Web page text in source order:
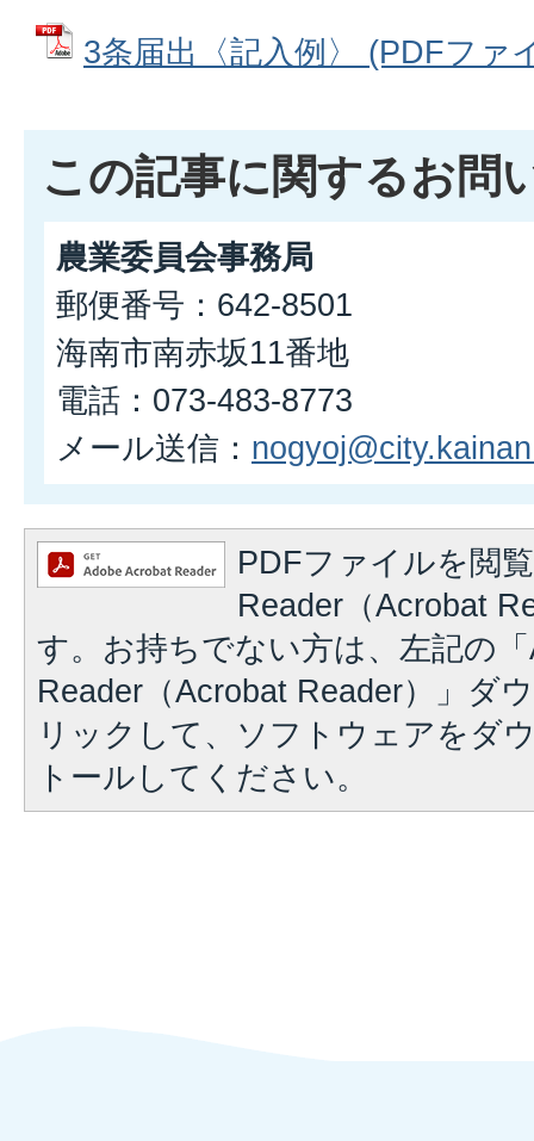
3条届出〈記入例〉 (PDFファ
この記事に関するお問
農業委員会事務局
郵便番号：642-8501
海南市南赤坂11番地
電話：073-483-8773
メール送信：
PDFファイルを閲
Reader（Acrobat
す。お持ちでない方は、左記の
Reader（Acrobat Reader）」ダ
リックして、ソフトウェアをダ
トールしてください。